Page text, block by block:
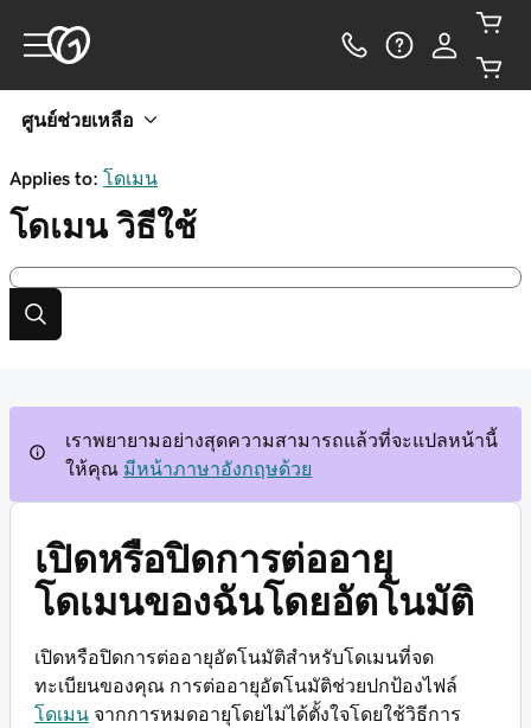
ศูนย์ช่วยเหลือ
Applies to: โดเมน
โดเมน วิธีใช้
เราพยายามอย่างสุดความสามารถแล้วที่จะแปลหน้านี้
ให้คุณ มีหน้าภาษาอังกฤษด้วย
เปิดหรือปิดการต่ออายุ
โดเมนของฉันโดยอัตโนมัติ
เปิดหรือปิดการต่ออายุอัตโนมัติสำหรับโดเมนที่จด
ทะเบียนของคุณ การต่ออายุอัตโนมัติช่วยปกป้องไฟล์
โดเมน จากการหมดอายุโดยไม่ได้ตั้งใจโดยใช้วิธีการ